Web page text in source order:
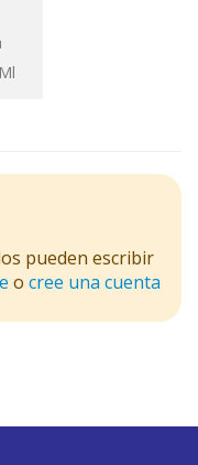
pueden escribir
o cree una cuenta